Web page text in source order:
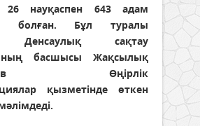
26 науқаспен 643 адам
болған. Бұл туралы
Денсаулық сақтау
басшысы Жақсылық
Өңірлік
қызметінде өткен